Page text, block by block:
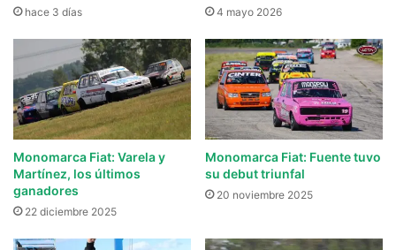
hace 3 días 4 mayo 2026
Monomarca Fiat: Varela y
Martínez, los últimos
ganadores
22 diciembre 2025
Monomarca Fiat: Fuente tuvo
su debut triunfal
20 noviembre 2025